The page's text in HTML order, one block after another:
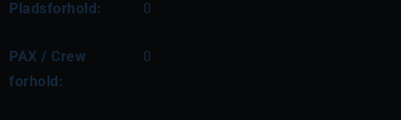
Pladsforhold: 0
PAX / Crew
forhold:
0